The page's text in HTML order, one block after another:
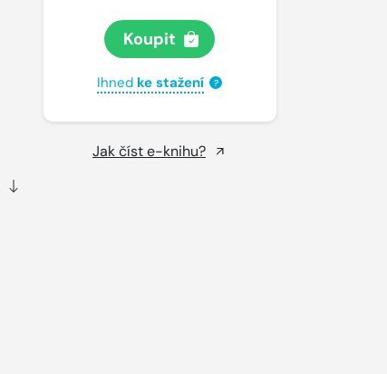
Koupit
Ihned ke stažení ?
Jak číst e-knihu?